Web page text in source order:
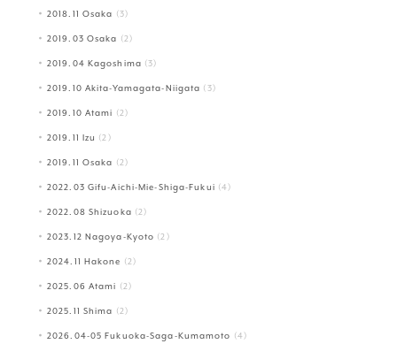
2018.11 Osaka (3)
2019.03 Osaka (2)
2019.04 Kagoshima (3)
2019.10 Akita-Yamagata-Niigata (3)
2019.10 Atami (2)
2019.11 Izu (2)
2019.11 Osaka (2)
2022.03 Gifu-Aichi-Mie-Shiga-Fukui (4)
2022.08 Shizuoka (2)
2023.12 Nagoya-Kyoto (2)
2024.11 Hakone (2)
2025.06 Atami (2)
2025.11 Shima (2)
2026.04-05 Fukuoka-Saga-Kumamoto (4)